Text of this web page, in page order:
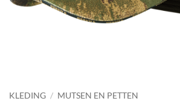
KLEDING / MUTSEN EN PETTEN